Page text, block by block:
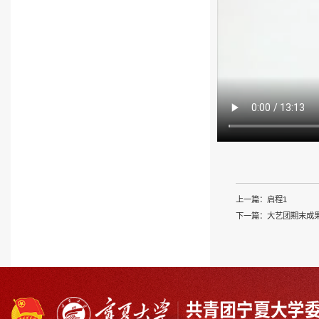
上一篇：
启程1
下一篇： 大艺团期末成